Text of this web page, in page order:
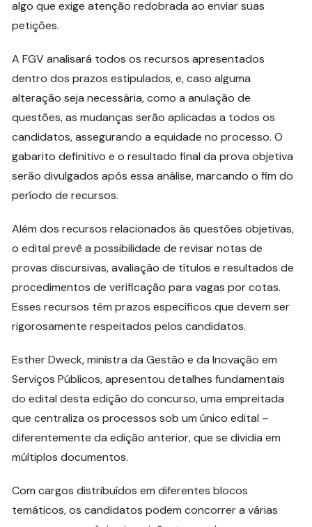
algo que exige atenção redobrada ao enviar suas
petições.
A FGV analisará todos os recursos apresentados
dentro dos prazos estipulados, e, caso alguma
alteração seja necessária, como a anulação de
questões, as mudanças serão aplicadas a todos os
candidatos, assegurando a equidade no processo. O
gabarito definitivo e o resultado final da prova objetiva
serão divulgados após essa análise, marcando o fim do
período de recursos.
Além dos recursos relacionados às questões objetivas,
o edital prevê a possibilidade de revisar notas de
provas discursivas, avaliação de títulos e resultados de
procedimentos de verificação para vagas por cotas.
Esses recursos têm prazos específicos que devem ser
rigorosamente respeitados pelos candidatos.
Esther Dweck, ministra da Gestão e da Inovação em
Serviços Públicos, apresentou detalhes fundamentais
do edital desta edição do concurso, uma empreitada
que centraliza os processos sob um único edital –
diferentemente da edição anterior, que se dividia em
múltiplos documentos.
Com cargos distribuídos em diferentes blocos
temáticos, os candidatos podem concorrer a várias